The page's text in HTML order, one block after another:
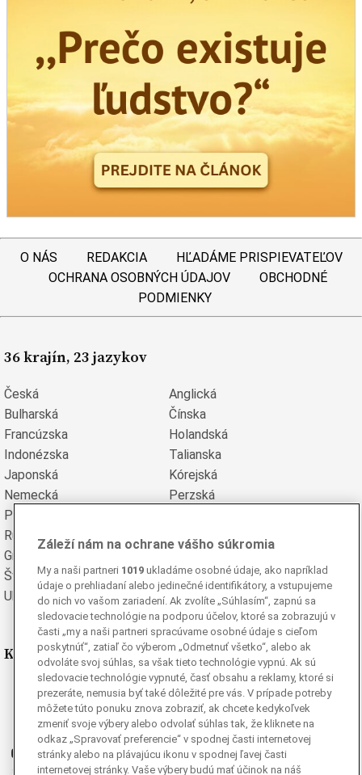
O NÁS REDAKCIA
HĽADÁME PRISPIEVATEĽOV
OCHRANA OSOBNÝCH ÚDAJOV
OBCHODNÉ
PODMIENKY
36 krajín, 23 jazykov
Česká
Anglická
Bulharská
Čínska
Francúzska
Holandská
Indonézska
Talianska
Japonská
Kórejská
Nemecká
Perzská
Poľská
Rumunská
Grécka
Švédska
Turecká
Ukrajinská
Vietnamská
Kde nás nájdete
Facebook
Instagram
Ganjing
Youtube
Záleží nám na ochrane vášho súkromia
My a naši partneri 1019 ukladáme osobné údaje, ako napríklad
údaje o prehliadaní alebo jedinečné identifikátory, a vstupujeme
do nich vo vašom zariadení. Ak zvolíte „Súhlasím“, zapnú sa
sledovacie technológie na podporu účelov, ktoré sa zobrazujú v
časti „my a naši partneri spracúvame osobné údaje s cieľom
poskytnúť“, zatiaľ čo výberom „Odmetnuť všetko“, alebo ak
odvoláte svoj súhlas, sa však tieto technológie vypnú. Ak sú
sledovacie technológie vypnuté, časť obsahu a reklamy, ktoré si
prezeráte, nemusia byť také dôležité pre vás. V prípade potreby
môžete túto ponuku znova zobraziť, ak chcete kedykoľvek
zmeniť svoje výbery alebo odvolať súhlas tak, že kliknete na
odkaz „Spravovať preferencie“ v spodnej časti internetovej
stránky alebo na plávajúcu ikonu v spodnej ľavej časti
internetovej stránky. Vaše výbery budú mať účinok na náš